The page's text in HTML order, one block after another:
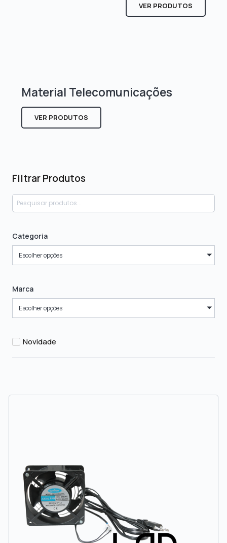
Filtrar Produtos
Categoria
Escolher opções
Marca
Escolher opções
Novidade
VER PRODUTOS
Material Telecomunicações
VER PRODUTOS